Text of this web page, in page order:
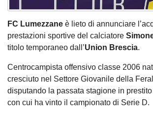
FC Lumezzane è lieto di annunciare
prestazioni sportive del calciatore
titolo temporaneo dall’Union Brescia.
Centrocampista offensivo classe 2006
cresciuto nel Settore Giovanile della
disputando la passata stagione in prestito
con cui ha vinto il campionato di Serie D.